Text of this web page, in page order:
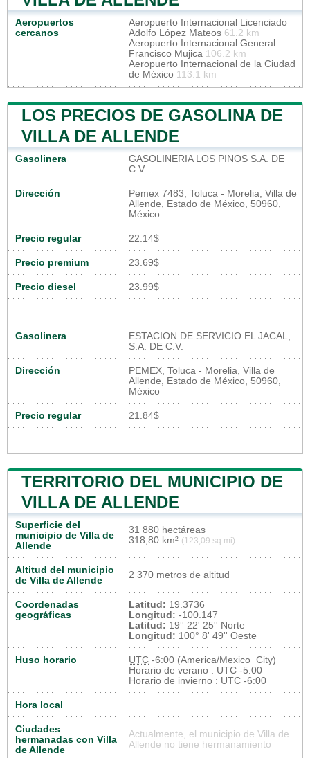
Aeropuertos
cercanos
Aeropuerto Internacional Licenciado
Adolfo López Mateos 61.2 km
Aeropuerto Internacional General
Francisco Mujica 106.2 km
Aeropuerto Internacional de la Ciudad
de México 113.1 km
LOS PRECIOS DE GASOLINA DE
VILLA DE ALLENDE
Gasolinera
GASOLINERIA LOS PINOS S.A. DE
C.V.
Dirección
Pemex 7483, Toluca - Morelia, Villa de
Allende, Estado de México, 50960,
México
Precio regular 22.14$
Precio premium 23.69$
Precio diesel 23.99$
Gasolinera
ESTACION DE SERVICIO EL JACAL,
S.A. DE C.V.
Dirección
PEMEX, Toluca - Morelia, Villa de
Allende, Estado de México, 50960,
México
Precio regular 21.84$
TERRITORIO DEL MUNICIPIO DE
VILLA DE ALLENDE
Superficie del
municipio de Villa de
Allende
31 880 hectáreas
318,80 km² (123,09 sq mi)
Altitud del municipio
de Villa de Allende
2 370 metros de altitud
Coordenadas
geográficas
Latitud: 19.3736
Longitud: -100.147
Latitud: 19° 22' 25'' Norte
Longitud: 100° 8' 49'' Oeste
Huso horario UTC -6:00 (America/Mexico_City)
Horario de verano : UTC -5:00
Horario de invierno : UTC -6:00
Hora local
Ciudades
hermanadas con Villa
de Allende
Actualmente, el municipio de Villa de
Allende no tiene hermanamiento